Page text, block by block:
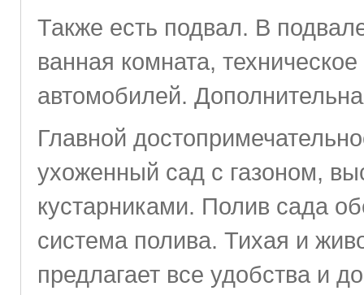
Также есть подвал. В
ванная комната,
автомобилей.
Главной
ухоженный сад с газоном,
кустарниками. Полив сада
система полива. Тихая и
предлагает все удобства и